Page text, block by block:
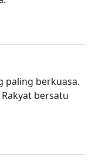
paling berkuasa.
bersatu